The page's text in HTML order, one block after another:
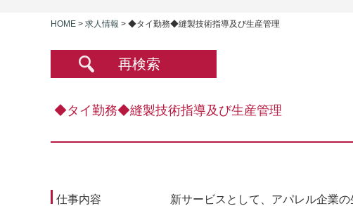
HOME > 求人情報 > ◆タイ勤務◆縫製技術指導及び生産管理
再検索
◆タイ勤務◆縫製技術指導及び生産管理
仕事内容
新サービスとして、アパレル企業の